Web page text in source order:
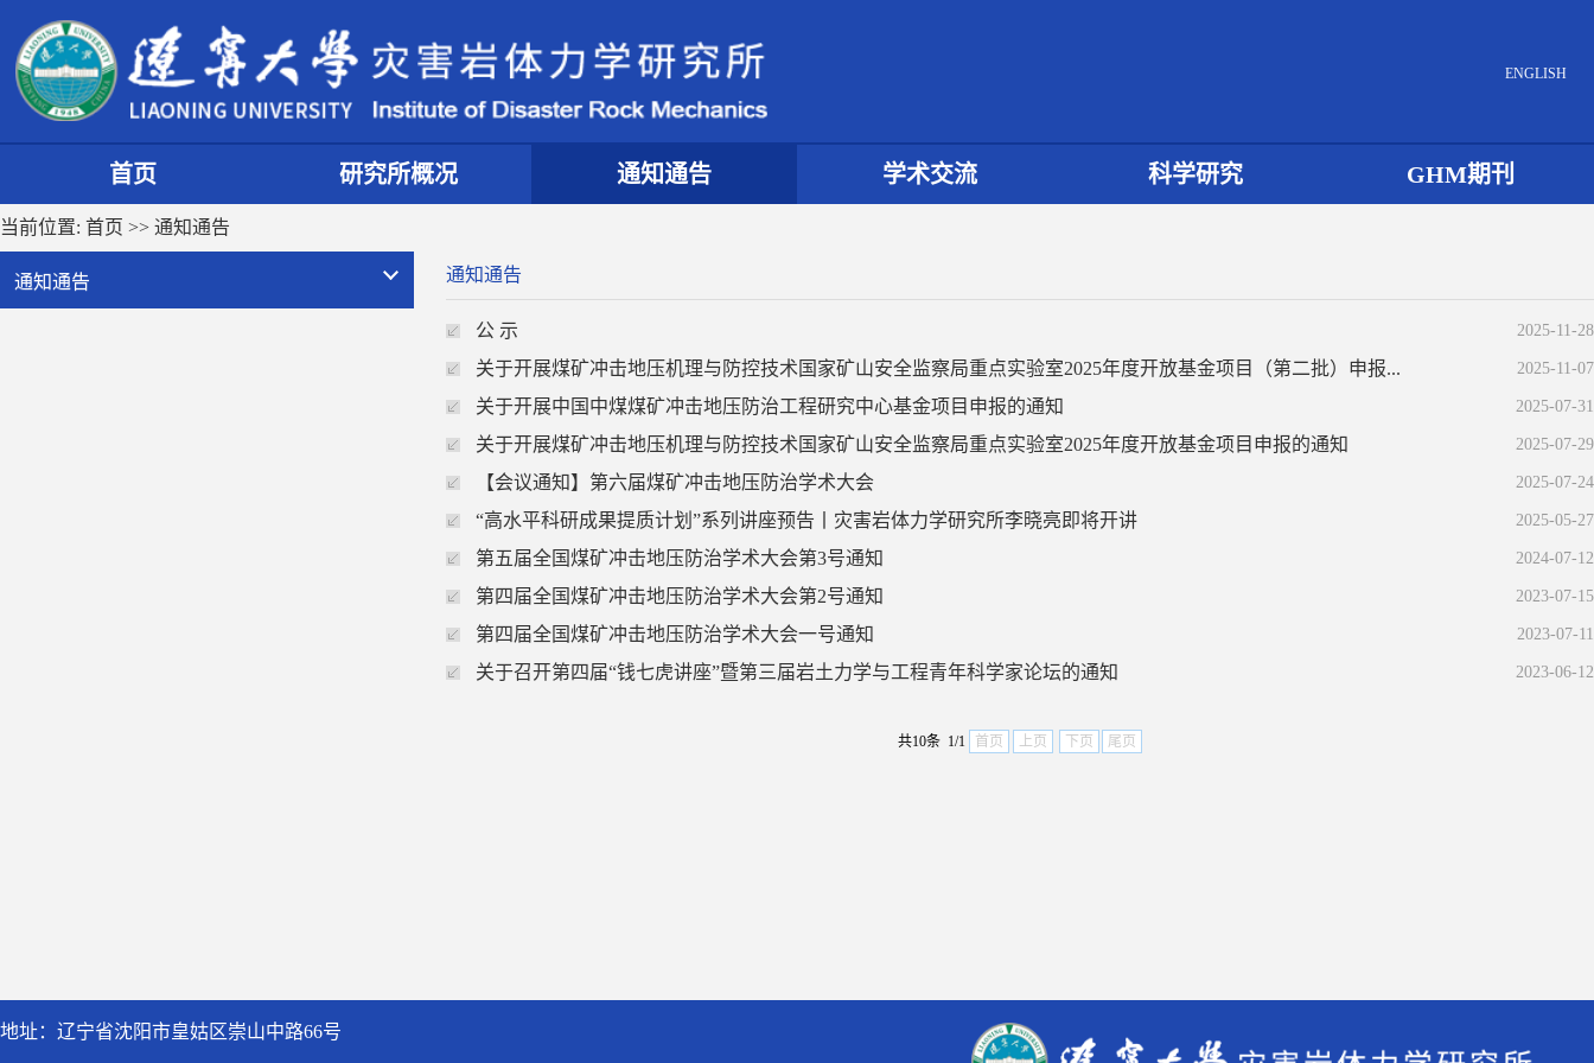
ENGLISH
首页 研究所概况 通知通告 学术交流 科学研究 GHM期刊
当前位置: 首页 >> 通知通告
通知通告 通知通告
公 示 2025-11-28
关于开展煤矿冲击地压机理与防控技术国家矿山安全监察局重点实验室2025年度开放基金项目（第二批）申报... 2025-11-07
关于开展中国中煤煤矿冲击地压防治工程研究中心基金项目申报的通知 2025-07-31
关于开展煤矿冲击地压机理与防控技术国家矿山安全监察局重点实验室2025年度开放基金项目申报的通知 2025-07-29
【会议通知】第六届煤矿冲击地压防治学术大会 2025-07-24
“高水平科研成果提质计划”系列讲座预告丨灾害岩体力学研究所李晓亮即将开讲 2025-05-27
第五届全国煤矿冲击地压防治学术大会第3号通知 2024-07-12
第四届全国煤矿冲击地压防治学术大会第2号通知 2023-07-15
第四届全国煤矿冲击地压防治学术大会一号通知 2023-07-11
关于召开第四届“钱七虎讲座”暨第三届岩土力学与工程青年科学家论坛的通知 2023-06-12
共10条 1/1 首页 上页 下页 尾页
地址：辽宁省沈阳市皇姑区崇山中路66号